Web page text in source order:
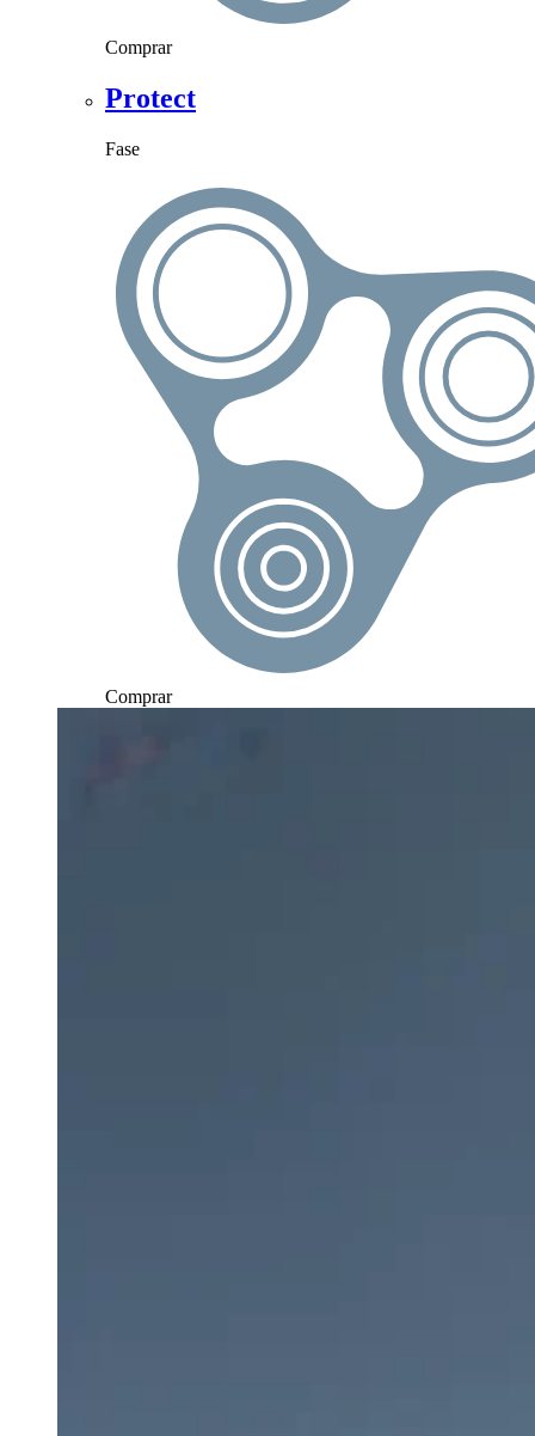
Comprar
Protect
Fase
Comprar